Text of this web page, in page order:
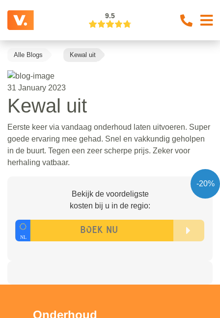
9.5
Alle Blogs Kewal uit
31 January 2023
Kewal uit
Eerste keer via vandaag onderhoud laten uitvoeren. Super
goede ervaring mee gehad. Snel en vakkundig geholpen
in de buurt. Tegen een zeer scherpe prijs. Zeker voor
herhaling vatbaar.
-20%
Bekijk de voordeligste
kosten bij u in de regio:
Onderhoud